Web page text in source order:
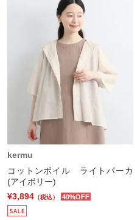
kermu
コットンボイル ライトパーカ
(アイボリー)
¥3,894 （税込） 40%OFF